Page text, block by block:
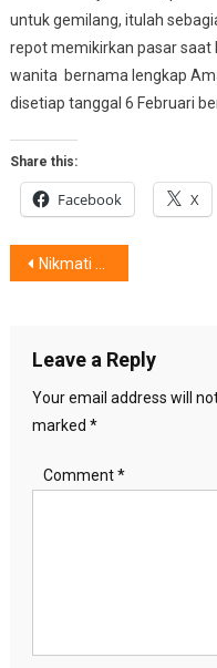
untuk gemilang, itulah
repot memikirkan pasar
wanita bernama lengkap
disetiap tanggal 6 Februari
Share this:
Facebook X
Post
Nikmati Sensasi Balap,Dengan Keamanan Terdepan
Leave a Reply
Your email address will
marked *
Comment*